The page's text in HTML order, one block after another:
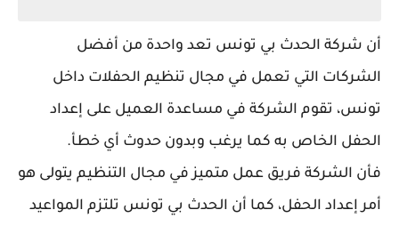
أن شركة الحدث بي تونس تعد واحدة من أفضل
الشركات التي تعمل في مجال تنظيم الحفلات داخل
تونس، تقوم الشركة في مساعدة العميل على إعداد
الحفل الخاص به كما يرغب وبدون حدوث أي خطأ.
فأن الشركة فريق عمل متميز في مجال التنظيم يتولى هو
أمر إعداد الحفل، كما أن الحدث بي تونس تلتزم المواعيد